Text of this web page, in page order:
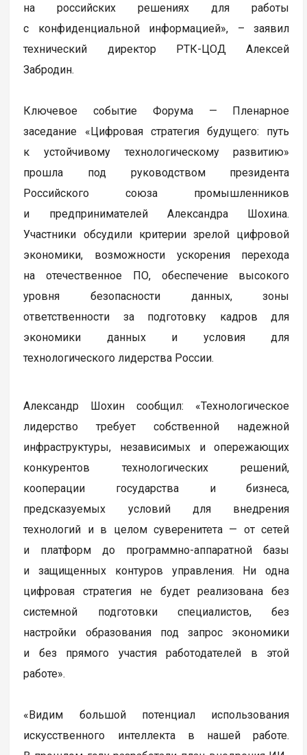
на российских решениях для работы
с конфиденциальной информацией», – заявил
технический директор РТК-ЦОД Алексей
Забродин.
Ключевое событие Форума — Пленарное
заседание «Цифровая стратегия будущего: путь
к устойчивому технологическому развитию»
прошла под руководством президента
Российского союза промышленников
и предпринимателей Александра Шохина.
Участники обсудили критерии зрелой цифровой
экономики, возможности ускорения перехода
на отечественное ПО, обеспечение высокого
уровня безопасности данных, зоны
ответственности за подготовку кадров для
экономики данных и условия для
технологического лидерства России.
Александр Шохин сообщил: «Технологическое
лидерство требует собственной надежной
инфраструктуры, независимых и опережающих
конкурентов технологических решений,
кооперации государства и бизнеса,
предсказуемых условий для внедрения
технологий и в целом суверенитета — от сетей
и платформ до программно-аппаратной базы
и защищенных контуров управления. Ни одна
цифровая стратегия не будет реализована без
системной подготовки специалистов, без
настройки образования под запрос экономики
и без прямого участия работодателей в этой
работе».
«Видим большой потенциал использования
искусственного интеллекта в нашей работе.